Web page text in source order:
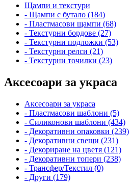
Щампи и текстури
- Щампи с бутало (184)
- Пластмасови щампи (68)
- Текстурни бордове (27)
- Текстурни подложки (53)
- Текстурни релси (21)
- Текстурни точилки (23)
Аксесоари за украса
Аксесоари за украса
- Пластмасови шаблони (5)
- Силиконови шаблони (434)
- Декоративни опаковки (239)
- Декоративни свещи (231)
- Декориране на цветя (121)
- Декоративни топери (238)
- Трансфер/Текстил (0)
- Други (179)